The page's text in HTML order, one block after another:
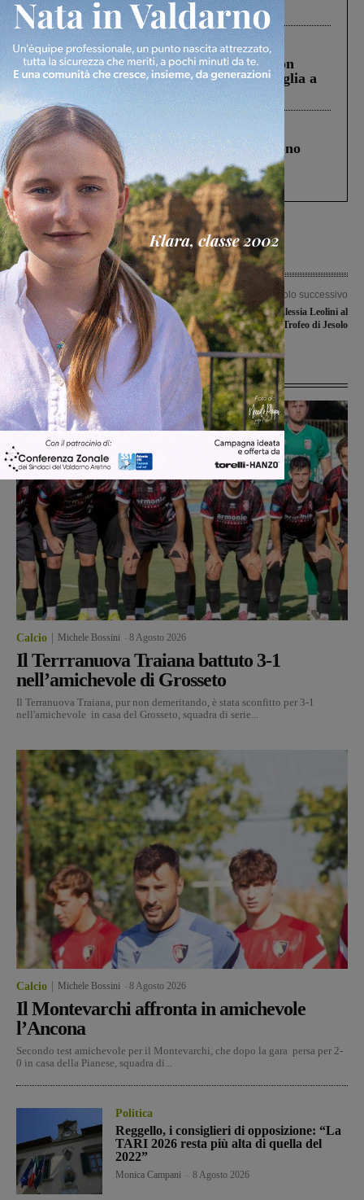
ringraziamento al Governo”
Cronaca 3 Agosto 2026
Scomparso da una struttura di Castiglion
Fiorentino l’uomo che aveva ucciso la figlia a
Levane nel 2020
Cronaca 4 Agosto 2026
Un anno fa la strage in A1 in cui morirono
Gianni, Giulia e Franco. Lo schianto, il
processo, lo stop ai sorpassi fra tir....
Articolo precedente
Due gufotte con la rappresentativa
regionale rosa in amichevole
Articolo successivo
Buona prova di Alessia Leolini al
Trofeo di Jesolo
Ultime Notizie
Calcio Michele Bossini 8 Agosto 2026
Il Terrranuova Traiana battuto 3-1
nell’amichevole di Grosseto
Il Terranuova Traiana, pur non demeritando, è stata sconfitto per 3-1
nell'amichevole in casa del Grosseto, squadra di serie...
Calcio Michele Bossini 8 Agosto 2026
Il Montevarchi affronta in amichevole
l’Ancona
Secondo test amichevole per il Montevarchi, che dopo la gara persa per 2-
0 in casa della Pianese, squadra di...
Politica
Reggello, i consiglieri di opposizione: “La
TARI 2026 resta più alta di quella del
2022”
Monica Campani 8 Agosto 2026